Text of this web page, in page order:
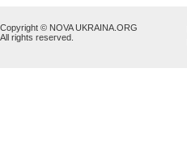
Copyright © NOVA UKRAINA.ORG
All rights reserved.